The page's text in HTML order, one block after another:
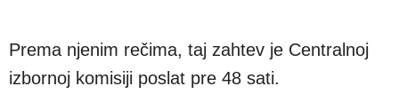
Prema njenim rečima, taj zahtev je Centralnoj
izbornoj komisiji poslat pre 48 sati.